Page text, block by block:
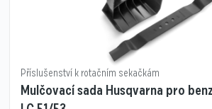
Příslušenství k rotačním sekačkám
Mulčovací sada Husqvarna pro